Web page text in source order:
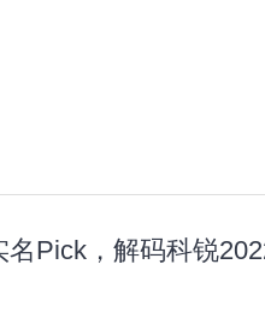
名Pick，解码科锐